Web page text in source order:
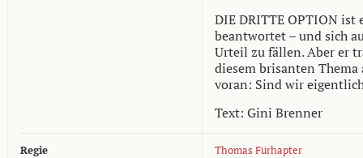
DIE DRITTE OPTION ist
beantwortet – und sich
Urteil zu fällen. Aber er
diesem brisanten
voran: Sind wir
Text: Gini Brenner
Regie Thomas Fürhapter